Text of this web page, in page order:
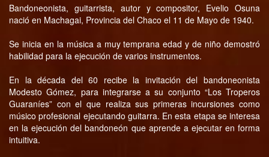
Bandoneonista, guitarrista, autor y compositor, Evelio Osuna
nació en Machagai, Provincia del Chaco el 11 de Mayo de 1940.
Se inicia en la música a muy temprana edad y de niño demostró
habilidad para la ejecución de varios instrumentos.
En la década del 60 recibe la invitación del bandoneonista
Modesto Gómez, para integrarse a su conjunto “Los Troperos
Guaraníes” con el que realiza sus primeras incursiones como
músico profesional ejecutando guitarra. En esta etapa se interesa
en la ejecución del bandoneón que aprende a ejecutar en forma
intuitiva.